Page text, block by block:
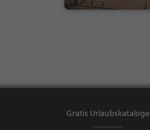
Gratis Urlaubskataloge